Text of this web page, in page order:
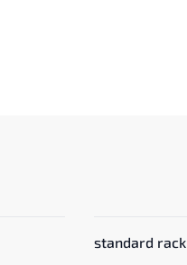
standard rack